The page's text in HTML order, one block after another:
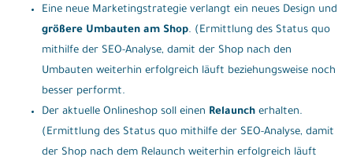
Eine neue Marketingstrategie verlangt ein neues Design und
größere Umbauten am Shop. (Ermittlung des Status quo
mithilfe der SEO-Analyse, damit der Shop nach den
Umbauten weiterhin erfolgreich läuft beziehungsweise noch
besser performt.
Der aktuelle Onlineshop soll einen Relauncherhalten.
(Ermittlung des Status quo mithilfe der SEO-Analyse, damit
der Shop nach dem Relaunch weiterhin erfolgreich läuft